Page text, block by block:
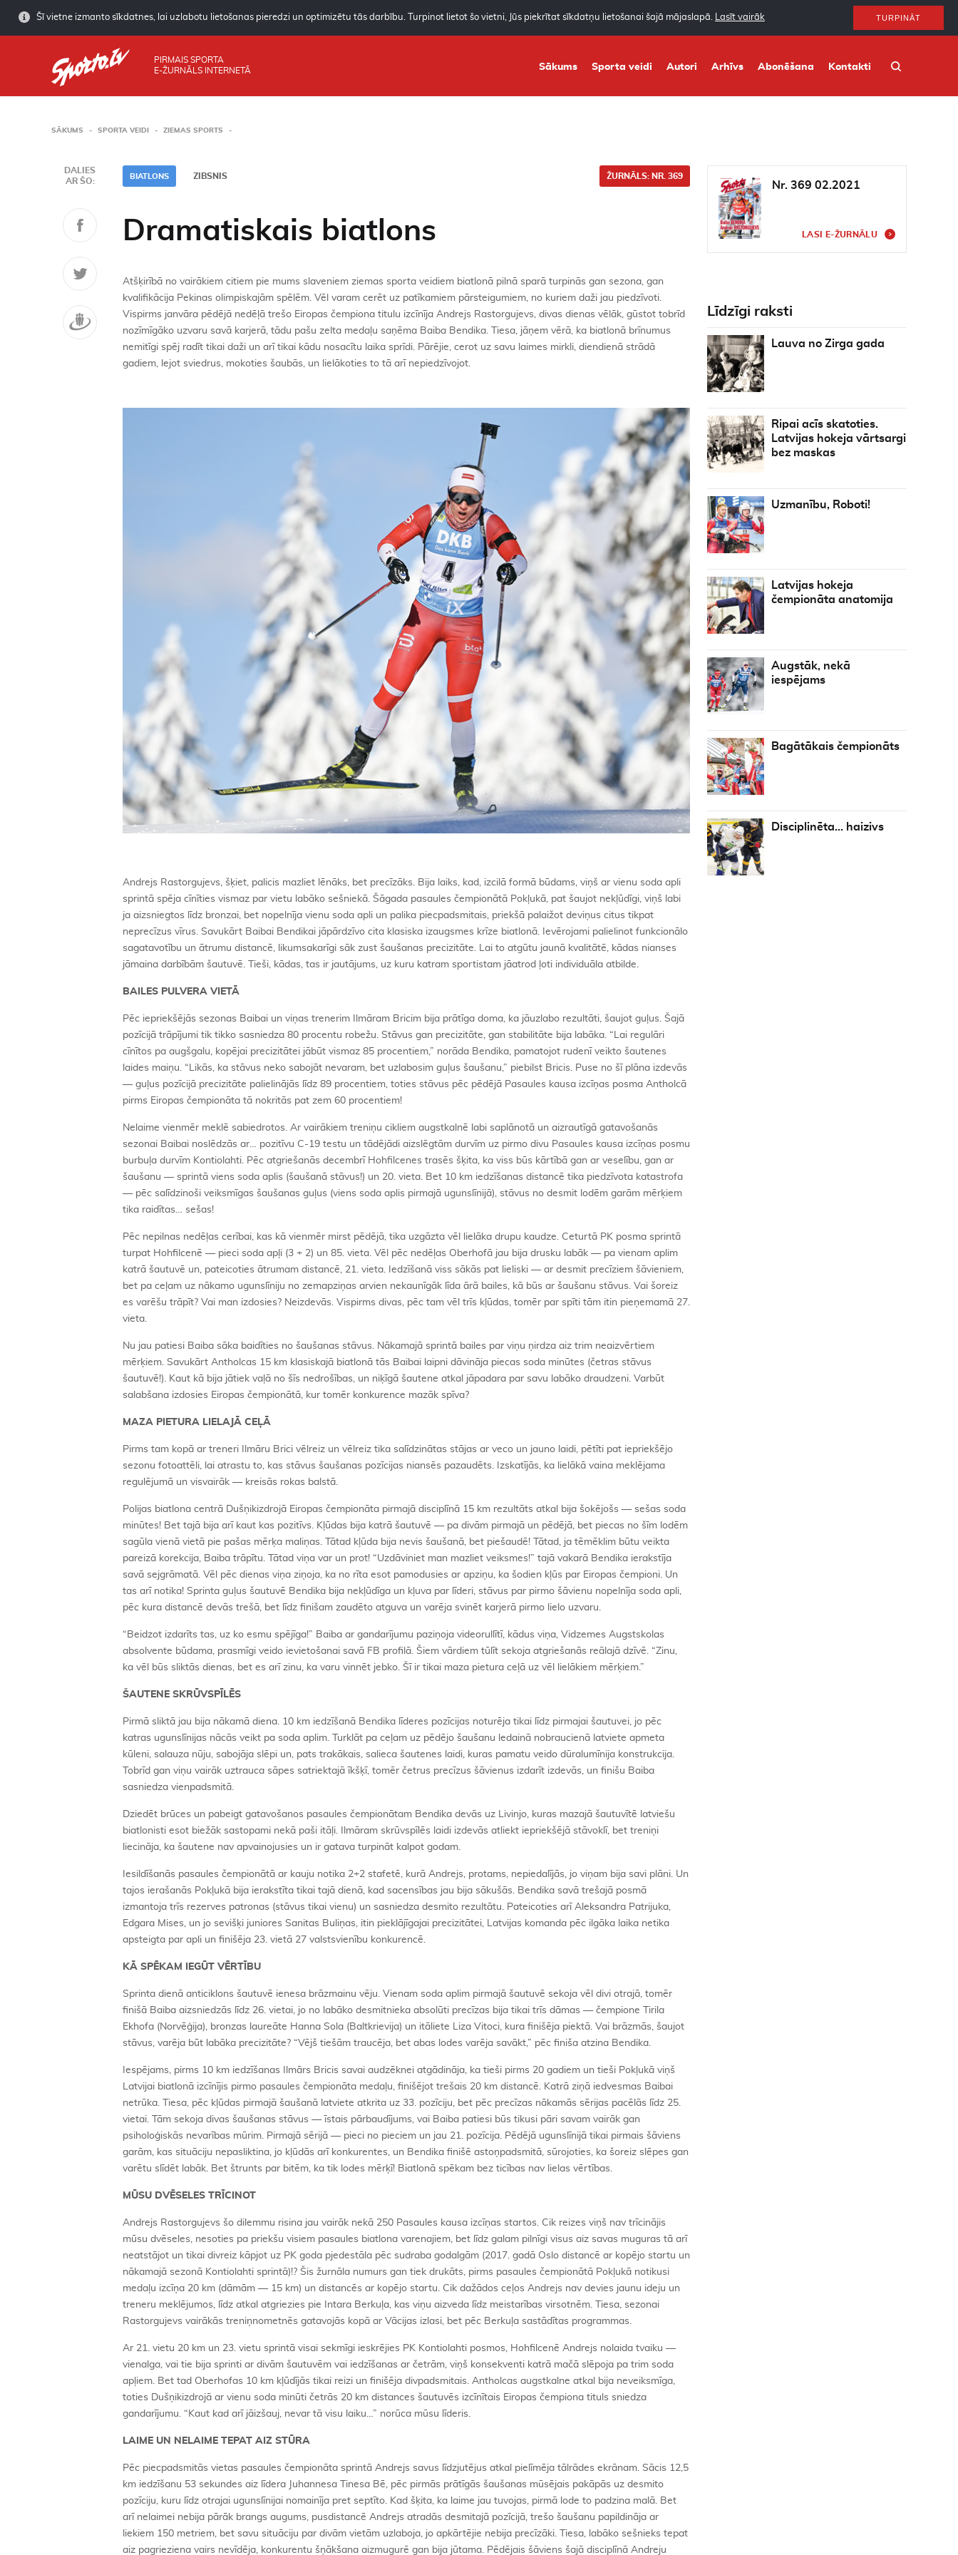
Šī vietne izmanto sīkdatnes, lai uzlabotu lietošanas pieredzi un optimizētu tās darbību. Turpinot lietot šo vietni, Jūs piekrītat sīkdatņu lietošanai šajā mājaslapā. Lasīt vairāk TURPINĀT
PIRMAIS SPORTA
E-ŽURNĀLS INTERNETĀ
Sākums Sporta veidi Autori Arhīvs Abonēšana Kontakti
SĀKUMS SPORTA VEIDI ZIEMAS SPORTS
DALIES
AR ŠO:
BIATLONS ŽURNĀLS: NR. 369
ZIBSNIS
Dramatiskais biatlons
Atšķirībā no vairākiem citiem pie mums slaveniem ziemas sporta veidiem biatlonā pilnā sparā turpinās gan sezona, gan
kvalifikācija Pekinas olimpiskajām spēlēm. Vēl varam cerēt uz patīkamiem pārsteigumiem, no kuriem daži jau piedzīvoti.
Vispirms janvāra pēdējā nedēļā trešo Eiropas čempiona titulu izcīnīja Andrejs Rastorgujevs, divas dienas vēlāk, gūstot tobrīd
nozīmīgāko uzvaru savā karjerā, tādu pašu zelta medaļu saņēma Baiba Bendika. Tiesa, jāņem vērā, ka biatlonā brīnumus
nemitīgi spēj radīt tikai daži un arī tikai kādu nosacītu laika sprīdi. Pārējie, cerot uz savu laimes mirkli, diendienā strādā
gadiem, lejot sviedrus, mokoties šaubās, un lielākoties to tā arī nepiedzīvojot.
Andrejs Rastorgujevs, šķiet, palicis mazliet lēnāks, bet precīzāks. Bija laiks, kad, izcilā formā būdams, viņš ar vienu soda apli
sprintā spēja cīnīties vismaz par vietu labāko sešniekā. Šāgada pasaules čempionātā Pokļukā, pat šaujot nekļūdīgi, viņš labi
ja aizsniegtos līdz bronzai, bet nopelnīja vienu soda apli un palika piecpadsmitais, priekšā palaižot deviņus citus tikpat
neprecīzus vīrus. Savukārt Baibai Bendikai jāpārdzīvo cita klasiska izaugsmes krīze biatlonā. Ievērojami palielinot funkcionālo
sagatavotību un ātrumu distancē, likumsakarīgi sāk zust šaušanas precizitāte. Lai to atgūtu jaunā kvalitātē, kādas nianses
jāmaina darbībām šautuvē. Tieši, kādas, tas ir jautājums, uz kuru katram sportistam jāatrod ļoti individuāla atbilde.
BAILES PULVERA VIETĀ
Pēc iepriekšējās sezonas Baibai un viņas trenerim Ilmāram Bricim bija prātīga doma, ka jāuzlabo rezultāti, šaujot guļus. Šajā
pozīcijā trāpījumi tik tikko sasniedza 80 procentu robežu. Stāvus gan precizitāte, gan stabilitāte bija labāka. “Lai regulāri
cīnītos pa augšgalu, kopējai precizitātei jābūt vismaz 85 procentiem,” norāda Bendika, pamatojot rudenī veikto šautenes
laides maiņu. “Likās, ka stāvus neko sabojāt nevaram, bet uzlabosim guļus šaušanu,” piebilst Bricis. Puse no šī plāna izdevās
— guļus pozīcijā precizitāte palielinājās līdz 89 procentiem, toties stāvus pēc pēdējā Pasaules kausa izcīņas posma Antholcā
pirms Eiropas čempionāta tā nokritās pat zem 60 procentiem!
Nelaime vienmēr meklē sabiedrotos. Ar vairākiem treniņu cikliem augstkalnē labi saplānotā un aizrautīgā gatavošanās
sezonai Baibai noslēdzās ar… pozitīvu C-19 testu un tādējādi aizslēgtām durvīm uz pirmo divu Pasaules kausa izcīņas posmu
burbuļa durvīm Kontiolahti. Pēc atgriešanās decembrī Hohfilcenes trasēs šķita, ka viss būs kārtībā gan ar veselību, gan ar
šaušanu — sprintā viens soda aplis (šaušanā stāvus!) un 20. vieta. Bet 10 km iedzīšanas distancē tika piedzīvota katastrofa
— pēc salīdzinoši veiksmīgas šaušanas guļus (viens soda aplis pirmajā ugunslīnijā), stāvus no desmit lodēm garām mērķiem
tika raidītas… sešas!
Pēc nepilnas nedēļas cerībai, kas kā vienmēr mirst pēdējā, tika uzgāzta vēl lielāka drupu kaudze. Ceturtā PK posma sprintā
turpat Hohfilcenē — pieci soda apļi (3 + 2) un 85. vieta. Vēl pēc nedēļas Oberhofā jau bija drusku labāk — pa vienam aplim
katrā šautuvē un, pateicoties ātrumam distancē, 21. vieta. Iedzīšanā viss sākās pat lieliski — ar desmit precīziem šāvieniem,
bet pa ceļam uz nākamo ugunslīniju no zemapziņas arvien nekaunīgāk līda ārā bailes, kā būs ar šaušanu stāvus. Vai šoreiz
es varēšu trāpīt? Vai man izdosies? Neizdevās. Vispirms divas, pēc tam vēl trīs kļūdas, tomēr par spīti tām itin pieņemamā 27.
vieta.
Nu jau patiesi Baiba sāka baidīties no šaušanas stāvus. Nākamajā sprintā bailes par viņu ņirdza aiz trim neaizvērtiem
mērķiem. Savukārt Antholcas 15 km klasiskajā biatlonā tās Baibai laipni dāvināja piecas soda minūtes (četras stāvus
šautuvē!). Kaut kā bija jātiek vaļā no šīs nedrošības, un niķīgā šautene atkal jāpadara par savu labāko draudzeni. Varbūt
salabšana izdosies Eiropas čempionātā, kur tomēr konkurence mazāk spīva?
MAZA PIETURA LIELAJĀ CEĻĀ
Pirms tam kopā ar treneri Ilmāru Brici vēlreiz un vēlreiz tika salīdzinātas stājas ar veco un jauno laidi, pētīti pat iepriekšējo
sezonu fotoattēli, lai atrastu to, kas stāvus šaušanas pozīcijas niansēs pazaudēts. Izskatījās, ka lielākā vaina meklējama
regulējumā un visvairāk — kreisās rokas balstā.
Polijas biatlona centrā Dušņikizdrojā Eiropas čempionāta pirmajā disciplīnā 15 km rezultāts atkal bija šokējošs — sešas soda
minūtes! Bet tajā bija arī kaut kas pozitīvs. Kļūdas bija katrā šautuvē — pa divām pirmajā un pēdējā, bet piecas no šīm lodēm
sagūla vienā vietā pie pašas mērķa maliņas. Tātad kļūda bija nevis šaušanā, bet piešaudē! Tātad, ja tēmēklim būtu veikta
pareizā korekcija, Baiba trāpītu. Tātad viņa var un prot! “Uzdāviniet man mazliet veiksmes!” tajā vakarā Bendika ierakstīja
savā sejgrāmatā. Vēl pēc dienas viņa ziņoja, ka no rīta esot pamodusies ar apziņu, ka šodien kļūs par Eiropas čempioni. Un
tas arī notika! Sprinta guļus šautuvē Bendika bija nekļūdīga un kļuva par līderi, stāvus par pirmo šāvienu nopelnīja soda apli,
pēc kura distancē devās trešā, bet līdz finišam zaudēto atguva un varēja svinēt karjerā pirmo lielo uzvaru.
“Beidzot izdarīts tas, uz ko esmu spējīga!” Baiba ar gandarījumu paziņoja videorullītī, kādus viņa, Vidzemes Augstskolas
absolvente būdama, prasmīgi veido ievietošanai savā FB profilā. Šiem vārdiem tūlīt sekoja atgriešanās reālajā dzīvē. “Zinu,
ka vēl būs sliktās dienas, bet es arī zinu, ka varu vinnēt jebko. Šī ir tikai maza pietura ceļā uz vēl lielākiem mērķiem.”
ŠAUTENE SKRŪVSPĪLĒS
Pirmā sliktā jau bija nākamā diena. 10 km iedzīšanā Bendika līderes pozīcijas noturēja tikai līdz pirmajai šautuvei, jo pēc
katras ugunslīnijas nācās veikt pa soda aplim. Turklāt pa ceļam uz pēdējo šaušanu ledainā nobraucienā latviete apmeta
kūleni, salauza nūju, sabojāja slēpi un, pats trakākais, salieca šautenes laidi, kuras pamatu veido dūralumīnija konstrukcija.
Tobrīd gan viņu vairāk uztrauca sāpes satriektajā īkšķī, tomēr četrus precīzus šāvienus izdarīt izdevās, un finišu Baiba
sasniedza vienpadsmitā.
Dziedēt brūces un pabeigt gatavošanos pasaules čempionātam Bendika devās uz Livinjo, kuras mazajā šautuvītē latviešu
biatlonisti esot biežāk sastopami nekā paši itāļi. Ilmāram skrūvspīlēs laidi izdevās atliekt iepriekšējā stāvoklī, bet treniņi
liecināja, ka šautene nav apvainojusies un ir gatava turpināt kalpot godam.
Iesildīšanās pasaules čempionātā ar kauju notika 2+2 stafetē, kurā Andrejs, protams, nepiedalījās, jo viņam bija savi plāni. Un
tajos ierašanās Pokļukā bija ierakstīta tikai tajā dienā, kad sacensības jau bija sākušās. Bendika savā trešajā posmā
izmantoja trīs rezerves patronas (stāvus tikai vienu) un sasniedza desmito rezultātu. Pateicoties arī Aleksandra Patrijuka,
Edgara Mises, un jo sevišķi juniores Sanitas Buliņas, itin pieklājīgajai precizitātei, Latvijas komanda pēc ilgāka laika netika
apsteigta par apli un finišēja 23. vietā 27 valstsvienību konkurencē.
KĀ SPĒKAM IEGŪT VĒRTĪBU
Sprinta dienā anticiklons šautuvē ienesa brāzmainu vēju. Vienam soda aplim pirmajā šautuvē sekoja vēl divi otrajā, tomēr
finišā Baiba aizsniedzās līdz 26. vietai, jo no labāko desmitnieka absolūti precīzas bija tikai trīs dāmas — čempione Tirila
Ekhofa (Norvēģija), bronzas laureāte Hanna Sola (Baltkrievija) un itāliete Liza Vitoci, kura finišēja piektā. Vai brāzmās, šaujot
stāvus, varēja būt labāka precizitāte? “Vējš tiešām traucēja, bet abas lodes varēja savākt,” pēc finiša atzina Bendika.
Iespējams, pirms 10 km iedzīšanas Ilmārs Bricis savai audzēknei atgādināja, ka tieši pirms 20 gadiem un tieši Pokļukā viņš
Latvijai biatlonā izcīnījis pirmo pasaules čempionāta medaļu, finišējot trešais 20 km distancē. Katrā ziņā iedvesmas Baibai
netrūka. Tiesa, pēc kļūdas pirmajā šaušanā latviete atkrita uz 33. pozīciju, bet pēc precīzas nākamās sērijas pacēlās līdz 25.
vietai. Tām sekoja divas šaušanas stāvus — īstais pārbaudījums, vai Baiba patiesi būs tikusi pāri savam vairāk gan
psiholoģiskās nevarības mūrim. Pirmajā sērijā — pieci no pieciem un jau 21. pozīcija. Pēdējā ugunslīnijā tikai pirmais šāviens
garām, kas situāciju nepasliktina, jo kļūdās arī konkurentes, un Bendika finišē astoņpadsmitā, sūrojoties, ka šoreiz slēpes gan
varētu slīdēt labāk. Bet štrunts par bitēm, ka tik lodes mērķī! Biatlonā spēkam bez ticības nav lielas vērtības.
MŪSU DVĒSELES TRĪCINOT
Andrejs Rastorgujevs šo dilemmu risina jau vairāk nekā 250 Pasaules kausa izcīņas startos. Cik reizes viņš nav trīcinājis
mūsu dvēseles, nesoties pa priekšu visiem pasaules biatlona varenajiem, bet līdz galam pilnīgi visus aiz savas muguras tā arī
neatstājot un tikai divreiz kāpjot uz PK goda pjedestāla pēc sudraba godalgām (2017. gadā Oslo distancē ar kopējo startu un
nākamajā sezonā Kontiolahti sprintā)!? Šis žurnāla numurs gan tiek drukāts, pirms pasaules čempionātā Pokļukā notikusi
medaļu izcīņa 20 km (dāmām — 15 km) un distancēs ar kopējo startu. Cik dažādos ceļos Andrejs nav devies jaunu ideju un
treneru meklējumos, līdz atkal atgriezies pie Intara Berkuļa, kas viņu aizveda līdz meistarības virsotnēm. Tiesa, sezonai
Rastorgujevs vairākās treniņnometnēs gatavojās kopā ar Vācijas izlasi, bet pēc Berkuļa sastādītas programmas.
Ar 21. vietu 20 km un 23. vietu sprintā visai sekmīgi ieskrējies PK Kontiolahti posmos, Hohfilcenē Andrejs nolaida tvaiku —
vienalga, vai tie bija sprinti ar divām šautuvēm vai iedzīšanas ar četrām, viņš konsekventi katrā mačā slēpoja pa trim soda
apļiem. Bet tad Oberhofas 10 km kļūdījās tikai reizi un finišēja divpadsmitais. Antholcas augstkalne atkal bija neveiksmīga,
toties Dušņikizdrojā ar vienu soda minūti četrās 20 km distances šautuvēs izcīnītais Eiropas čempiona tituls sniedza
gandarījumu. “Kaut kad arī jāizšauj, nevar tā visu laiku…” norūca mūsu līderis.
LAIME UN NELAIME TEPAT AIZ STŪRA
Pēc piecpadsmitās vietas pasaules čempionāta sprintā Andrejs savus līdzjutējus atkal pielīmēja tālrādes ekrānam. Sācis 12,5
km iedzīšanu 53 sekundes aiz līdera Juhannesa Tinesa Bē, pēc pirmās prātīgās šaušanas mūsējais pakāpās uz desmito
pozīciju, kuru līdz otrajai ugunslīnijai nomainīja pret septīto. Kad šķita, ka laime jau tuvojas, pirmā lode to padzina malā. Bet
arī nelaimei nebija pārāk brangs augums, pusdistancē Andrejs atradās desmitajā pozīcijā, trešo šaušanu papildināja ar
liekiem 150 metriem, bet savu situāciju par divām vietām uzlaboja, jo apkārtējie nebija precīzāki. Tiesa, labāko sešnieks tepat
aiz pagrieziena vairs nevīdēja, konkurentu šņākšana aizmugurē gan bija jūtama. Pēdējais šāviens šajā disciplīnā Andreju
Nr. 369 02.2021
LASI E-ŽURNĀLU
Līdzīgi raksti
Lauva no Zirga gada
Ripai acīs skatoties.
Latvijas hokeja vārtsargi
bez maskas
Uzmanību, Roboti!
Latvijas hokeja
čempionāta anatomija
Augstāk, nekā
iespējams
Bagātākais čempionāts
Disciplinēta… haizivs